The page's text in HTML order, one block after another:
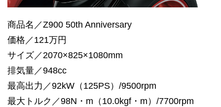
商品名／Z900 50th Anniversary
価格／121万円
サイズ／2070×825×1080mm
排気量／948cc
最高出力／92kW（125PS）/9500rpm
最大トルク／98N・m（10.0kgf・m）/7700rpm